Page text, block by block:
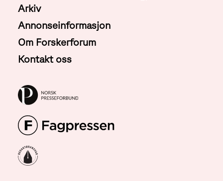
Arkiv
Annonseinformasjon
Om Forskerforum
Kontakt oss